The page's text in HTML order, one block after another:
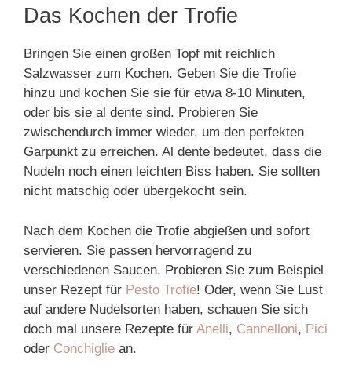
Das Kochen der Trofie
Bringen Sie einen großen Topf mit reichlich
Salzwasser zum Kochen. Geben Sie die Trofie
hinzu und kochen Sie sie für etwa 8-10 Minuten,
oder bis sie al dente sind. Probieren Sie
zwischendurch immer wieder, um den perfekten
Garpunkt zu erreichen. Al dente bedeutet, dass die
Nudeln noch einen leichten Biss haben. Sie sollten
nicht matschig oder übergekocht sein.
Nach dem Kochen die Trofie abgießen und sofort
servieren. Sie passen hervorragend zu
verschiedenen Saucen. Probieren Sie zum Beispiel
unser Rezept für Pesto Trofie! Oder, wenn Sie Lust
auf andere Nudelsorten haben, schauen Sie sich
doch mal unsere Rezepte für Anelli, Cannelloni, Pici
oder Conchiglie an.